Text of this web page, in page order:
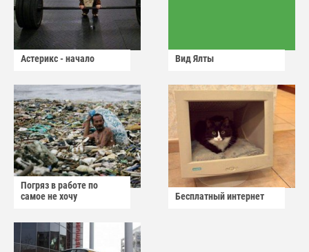
Астерикс - начало Вид Ялты
Погряз в работе по
самое не хочу
Бесплатный интернет